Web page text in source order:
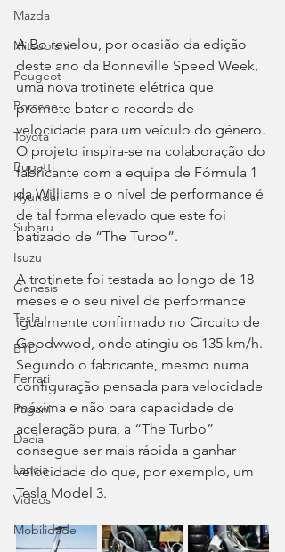
Mazda
Mitsubishi
Peugeot
Porsche
Toyota
Bugatti
Hyundai
Subaru
Isuzu
Genesis
Tesla
BYD
Ferrari
Pagani
Dacia
Lancia
Videos
Mobilidade
A Bo revelou, por ocasião da edição
deste ano da Bonneville Speed Week,
uma nova trotinete elétrica que
promete bater o recorde de
velocidade para um veículo do género.
O projeto inspira-se na colaboração do
fabricante com a equipa de Fórmula 1
da Williams e o nível de performance é
de tal forma elevado que este foi
batizado de “The Turbo”.
A trotinete foi testada ao longo de 18
meses e o seu nível de performance
igualmente confirmado no Circuito de
Goodwwod, onde atingiu os 135 km/h.
Segundo o fabricante, mesmo numa
configuração pensada para velocidade
máxima e não para capacidade de
aceleração pura, a “The Turbo”
consegue ser mais rápida a ganhar
velocidade do que, por exemplo, um
Tesla Model 3.